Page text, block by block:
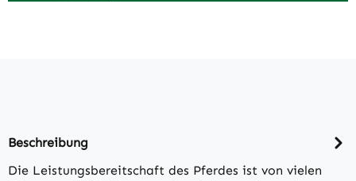
Beschreibung
Die Leistungsbereitschaft des Pferdes ist von vielen